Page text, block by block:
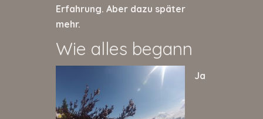
Erfahrung. Aber dazu später
mehr.
Wie alles begann
Ja